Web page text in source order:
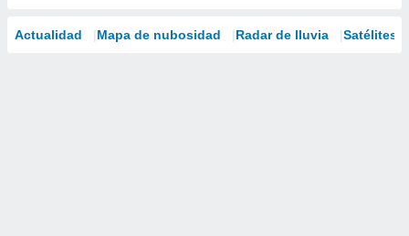
Actualidad Mapa de nubosidad Radar de lluvia Satélites